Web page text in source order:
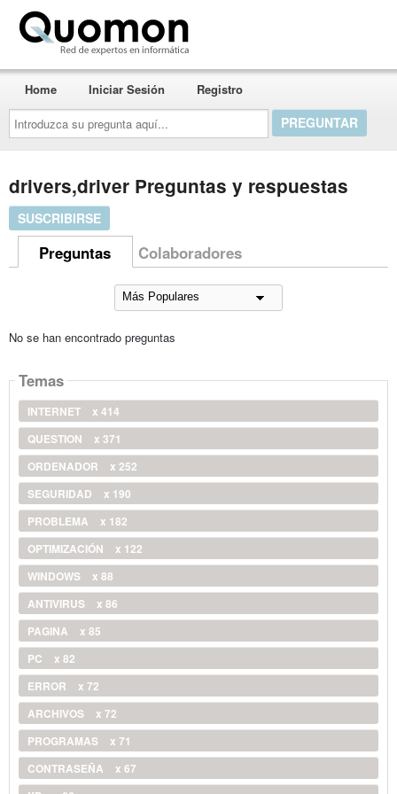
Introduzca
su
pregunta
aquí...
Home Iniciar Sesión Registro
drivers,driver Preguntas y respuestas
SUSCRIBIRSE
Preguntas Colaboradores
No se han encontrado preguntas
Temas
INTERNET
x 414
QUESTION
x 371
ORDENADOR
x 252
SEGURIDAD
x 190
PROBLEMA
x 182
OPTIMIZACIÓN
x 122
WINDOWS
x 88
ANTIVIRUS
x 86
PAGINA
x 85
PC
x 82
ERROR
x 72
ARCHIVOS
x 72
PROGRAMAS
x 71
CONTRASEÑA
x 67